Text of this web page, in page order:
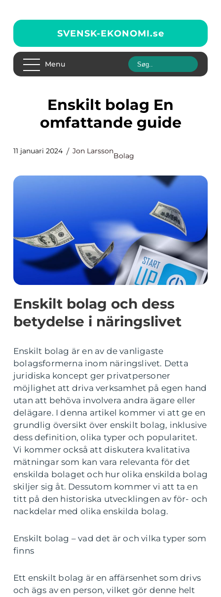
SVENSK-EKONOMI.se
Menu
Enskilt bolag En
omfattande guide
11 januari 2024 Jon Larsson
Bolag
Enskilt bolag och dess
betydelse i näringslivet
Enskilt bolag är en av de vanligaste
bolagsformerna inom näringslivet. Detta
juridiska koncept ger privatpersoner
möjlighet att driva verksamhet på egen hand
utan att behöva involvera andra ägare eller
delägare. I denna artikel kommer vi att ge en
grundlig översikt över enskilt bolag, inklusive
dess definition, olika typer och popularitet.
Vi kommer också att diskutera kvalitativa
mätningar som kan vara relevanta för det
enskilda bolaget och hur olika enskilda bolag
skiljer sig åt. Dessutom kommer vi att ta en
titt på den historiska utvecklingen av för- och
nackdelar med olika enskilda bolag.
Enskilt bolag – vad det är och vilka typer som
finns
Ett enskilt bolag är en affärsenhet som drivs
och ägs av en person, vilket gör denne helt